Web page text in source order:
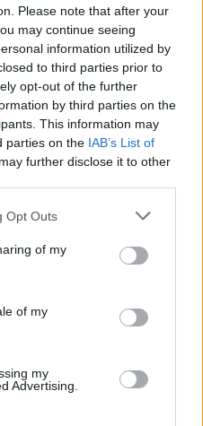
Please note that after your
may continue seeing
information utilized by
to third parties prior to
opt-out of the further
by third parties on the
This information may
parties on the IAB’s List of
further disclose it to other
Opt Outs
of my
of my
my
Advertising.
dzīves posmos.
vientulībā priecājas: cik
spējas ļauj
draugiem.
Turgeņeva romāna
arī reālā vidē, jo viņai
darbavietā.
sirdī nes
nākamo brīdi. Dzīve
visu vari jāapsteidz